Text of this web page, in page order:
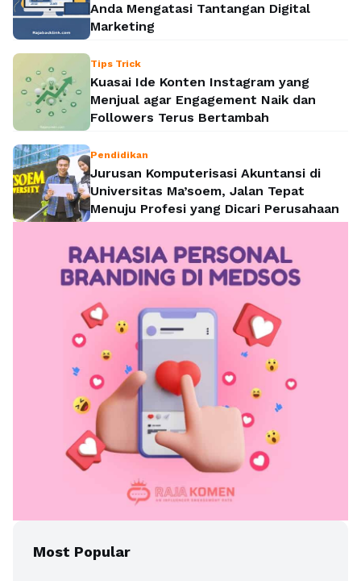
Anda Mengatasi Tantangan Digital
Marketing
Tips Trick
Kuasai Ide Konten Instagram yang
Menjual agar Engagement Naik dan
Followers Terus Bertambah
Pendidikan
Jurusan Komputerisasi Akuntansi di
Universitas Ma’soem, Jalan Tepat
Menuju Profesi yang Dicari Perusahaan
Most Popular